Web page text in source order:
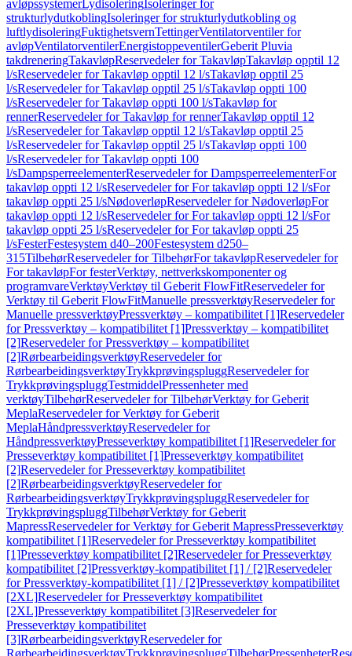
avløpssystemerLydisoleringIsoleringer for
strukturlydutkoblingIsoleringer for strukturlydutkobling og
luftlydisoleringFuktighetsvernTettingerVentilatorventiler for
avløpVentilatorventilerEnergistoppeventilerGeberit Pluvia
takdreneringTakavløpReservedeler for TakavløpTakavløp opptil 12
l/sReservedeler for Takavløp opptil 12 l/sTakavløp opptil 25
l/sReservedeler for Takavløp opptil 25 l/sTakavløp oppti 100
l/sReservedeler for Takavløp oppti 100 l/sTakavløp for
rennerReservedeler for Takavløp for rennerTakavløp opptil 12
l/sReservedeler for Takavløp opptil 12 l/sTakavløp opptil 25
l/sReservedeler for Takavløp opptil 25 l/sTakavløp oppti 100
l/sReservedeler for Takavløp oppti 100
l/sDampsperreelementerReservedeler for DampsperreelementerFor
takavløp oppti 12 l/sReservedeler for For takavløp oppti 12 l/sFor
takavløp oppti 25 l/sNødoverløpReservedeler for NødoverløpFor
takavløp oppti 12 l/sReservedeler for For takavløp oppti 12 l/sFor
takavløp oppti 25 l/sReservedeler for For takavløp oppti 25
l/sFesterFestesystem d40–200Festesystem d250–
315TilbehørReservedeler for TilbehørFor takavløpReservedeler for
For takavløpFor festerVerktøy, nettverkskomponenter og
programvareVerktøyVerktøy til Geberit FlowFitReservedeler for
Verktøy til Geberit FlowFitManuelle pressverktøyReservedeler for
Manuelle pressverktøyPressverktøy – kompatibilitet [1]Reservedeler
for Pressverktøy – kompatibilitet [1]Pressverktøy – kompatibilitet
[2]Reservedeler for Pressverktøy – kompatibilitet
[2]RørbearbeidingsverktøyReservedeler for
RørbearbeidingsverktøyTrykkprøvingspluggReservedeler for
TrykkprøvingspluggTestmiddelPressenheter med
verktøyTilbehørReservedeler for TilbehørVerktøy for Geberit
MeplaReservedeler for Verktøy for Geberit
MeplaHåndpressverktøyReservedeler for
HåndpressverktøyPresseverktøy kompatibilitet [1]Reservedeler for
Presseverktøy kompatibilitet [1]Presseverktøy kompatibilitet
[2]Reservedeler for Presseverktøy kompatibilitet
[2]RørbearbeidingsverktøyReservedeler for
RørbearbeidingsverktøyTrykkprøvingspluggReservedeler for
TrykkprøvingspluggTilbehørVerktøy for Geberit
MapressReservedeler for Verktøy for Geberit MapressPresseverktøy
kompatibilitet [1]Reservedeler for Presseverktøy kompatibilitet
[1]Presseverktøy kompatibilitet [2]Reservedeler for Presseverktøy
kompatibilitet [2]Pressverktøy-kompatibilitet [1] / [2]Reservedeler
for Pressverktøy-kompatibilitet [1] / [2]Presseverktøy kompatibilitet
[2XL]Reservedeler for Presseverktøy kompatibilitet
[2XL]Presseverktøy kompatibilitet [3]Reservedeler for
Presseverktøy kompatibilitet
[3]RørbearbeidingsverktøyReservedeler for
RørbearbeidingsverktøyTrykkprøvingspluggTilbehørPressenheter